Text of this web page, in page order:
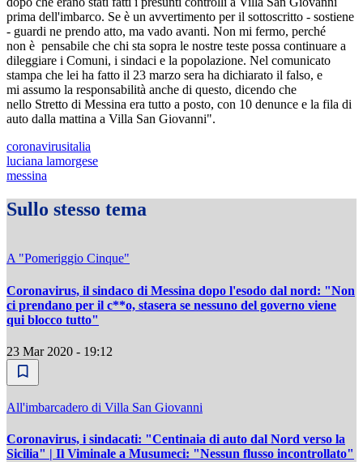
prima dell'imbarco. Se è un avvertimento per il sottoscritto - sostiene
- guardi ne prendo atto, ma vado avanti. Non mi fermo, perché
non è pensabile che chi sta sopra le nostre teste possa continuare a
dileggiare i Comuni, i sindaci e la popolazione. Nel comunicato
stampa che lei ha fatto il 23 marzo sera ha dichiarato il falso, e
mi assumo la responsabilità anche di questo, dicendo che
nello Stretto di Messina era tutto a posto, con 10 denunce e la fila di
auto dalla mattina a Villa San Giovanni".
coronavirusitalia
luciana lamorgese
messina
Sullo stesso tema
A "Pomeriggio Cinque"
Coronavirus, il sindaco di Messina dopo l'esodo dal nord: "Non
ci prendano per il c**o, stasera se nessuno del governo viene
qui blocco tutto"
23 Mar 2020 - 19:12
All'imbarcadero di Villa San Giovanni
Coronavirus, i sindacati: "Centinaia di auto dal Nord verso la
Sicilia" | Il Viminale a Musumeci: "Nessun flusso incontrollato"